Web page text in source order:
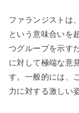
ファランジストは
という意味合いを
つグループを示す
に対して極端な意
す。一般的には、
力に対する激しい